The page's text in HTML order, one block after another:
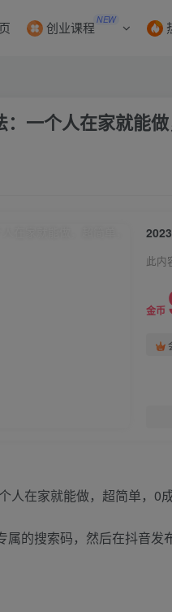
创业课程 NEW
一个人在家就能
此内
金币
的搜索码，然后在抖音发